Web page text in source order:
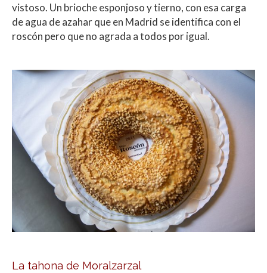
vistoso. Un brioche esponjoso y tierno, con esa carga
de agua de azahar que en Madrid se identifica con el
roscón pero que no agrada a todos por igual.
La tahona de Moralzarzal